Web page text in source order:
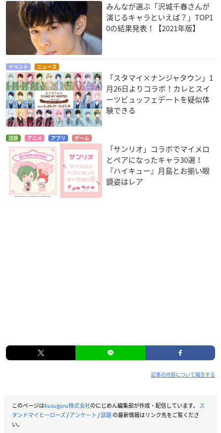
みんなが選ぶ「沢城千春さんが
演じるキャラといえば？」TOP1
0の結果発表！【2021年版】
イベント ニュース
「スタマイ×ナンジャタウン」1
月26日よりコラボ！カレとスイ
ーツビュッフェデートを疑似体
験できる
話題 アニメ アプリ ゲーム
「サンリオ」コラボでマイメロ
とペアになったキャラ30選！
『ハイキュー』月島とお揃い眼
鏡姿はレア
記事の内容について報告する
このページはkusuguru株式会社のにじめん編集部が作成・配信しています。 ス
タンドマイヒーローズ/アンケート /話題の最新情報はリンク先をご覧くださ
い。